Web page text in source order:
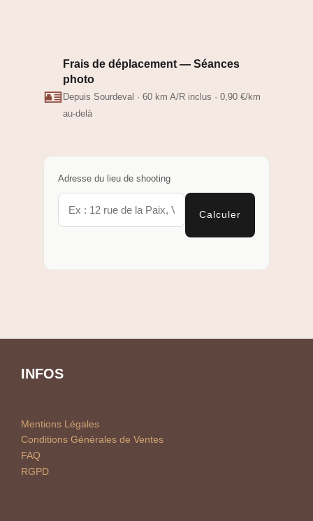
🪪
Frais de déplacement — Séances
photo
Depuis Sourdeval · 60 km A/R inclus · 0,90 €/km
au-delà
Adresse du lieu de shooting
Calculer
INFOS
Mentions Légales
Conditions Générales de Ventes
FAQ
RGPD